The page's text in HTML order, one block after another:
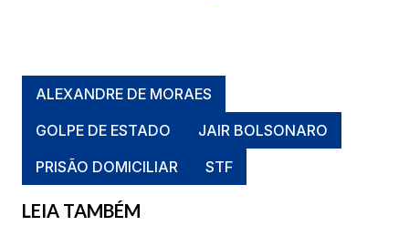
ALEXANDRE DE MORAES
GOLPE DE ESTADO
JAIR BOLSONARO
PRISÃO DOMICILIAR
STF
LEIA TAMBÉM